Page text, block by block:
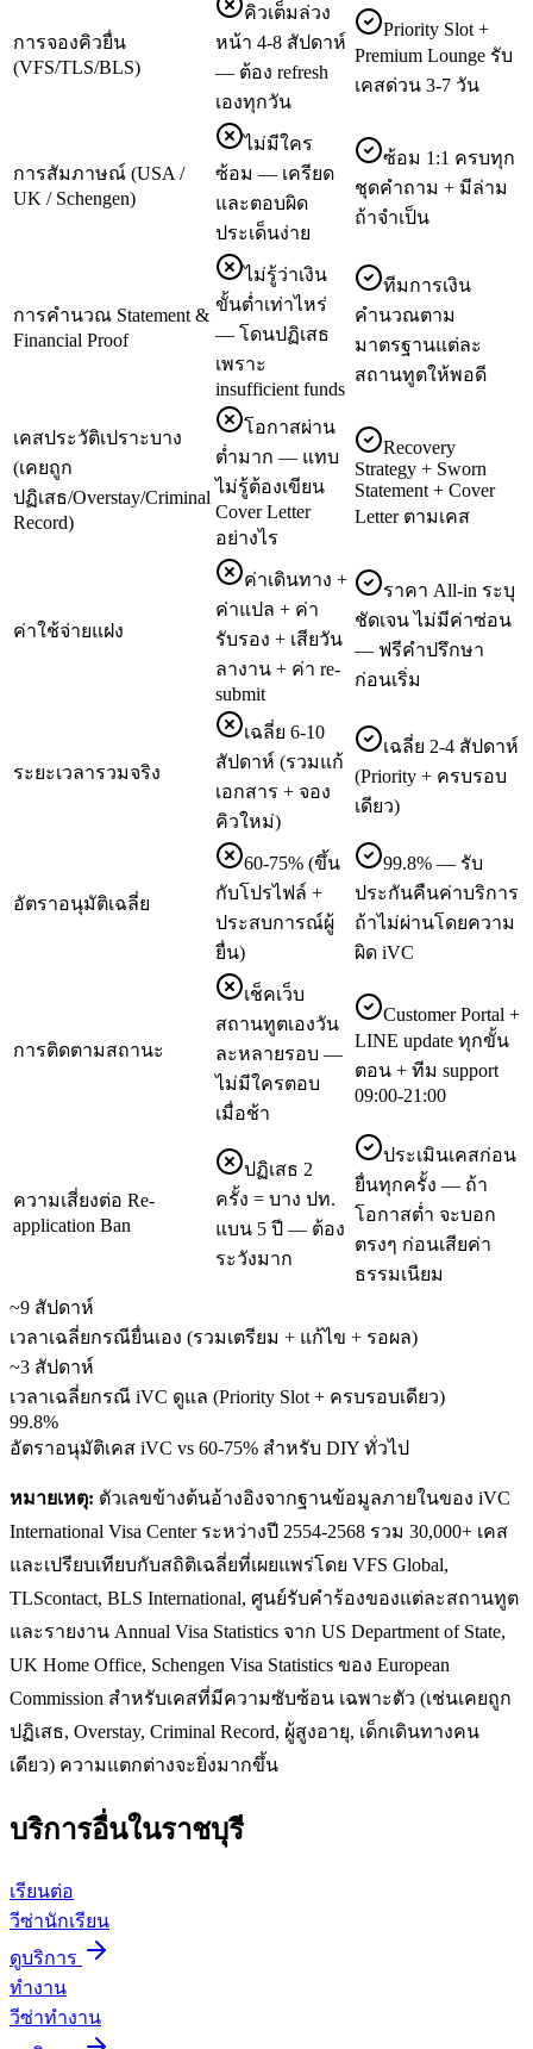
การจองคิวยื่น
(VFS/TLS/BLS)
คิวเต็มล่วง
หน้า 4-8 สัปดาห์
— ต้อง refresh
เองทุกวัน
Priority Slot +
Premium Lounge รับ
เคสด่วน 3-7 วัน
การสัมภาษณ์ (USA /
UK / Schengen)
ไม่มีใคร
ซ้อม — เครียด
และตอบผิด
ประเด็นง่าย
ซ้อม 1:1 ครบทุก
ชุดคำถาม + มีล่าม
ถ้าจำเป็น
การคำนวณ Statement &
Financial Proof
ไม่รู้ว่าเงิน
ขั้นต่ำเท่าไหร่
— โดนปฏิเสธ
เพราะ
insufficient funds
ทีมการเงิน
คำนวณตาม
มาตรฐานแต่ละ
สถานทูตให้พอดี
เคสประวัติเปราะบาง
(เคยถูก
ปฏิเสธ/Overstay/Criminal
Record)
โอกาสผ่าน
ต่ำมาก — แทบ
ไม่รู้ต้องเขียน
Cover Letter
อย่างไร
Recovery
Strategy + Sworn
Statement + Cover
Letter ตามเคส
ค่าใช้จ่ายแฝง
ค่าเดินทาง +
ค่าแปล + ค่า
รับรอง + เสียวัน
ลางาน + ค่า re-
submit
ราคา All-in ระบุ
ชัดเจน ไม่มีค่าซ่อน
— ฟรีคำปรึกษา
ก่อนเริ่ม
ระยะเวลารวมจริง
เฉลี่ย 6-10
สัปดาห์ (รวมแก้
เอกสาร + จอง
คิวใหม่)
เฉลี่ย 2-4 สัปดาห์
(Priority + ครบรอบ
เดียว)
อัตราอนุมัติเฉลี่ย
60-75% (ขึ้น
กับโปรไฟล์ +
ประสบการณ์ผู้
ยื่น)
99.8% — รับ
ประกันคืนค่าบริการ
ถ้าไม่ผ่านโดยความ
ผิด iVC
การติดตามสถานะ
เช็คเว็บ
สถานทูตเองวัน
ละหลายรอบ —
ไม่มีใครตอบ
เมื่อช้า
Customer Portal +
LINE update ทุกขั้น
ตอน + ทีม support
09:00-21:00
ความเสี่ยงต่อ Re-
application Ban
ปฏิเสธ 2
ครั้ง = บาง ปท.
แบน 5 ปี — ต้อง
ระวังมาก
ประเมินเคสก่อน
ยื่นทุกครั้ง — ถ้า
โอกาสต่ำ จะบอก
ตรงๆ ก่อนเสียค่า
ธรรมเนียม
~9 สัปดาห์
เวลาเฉลี่ยกรณียื่นเอง (รวมเตรียม + แก้ไข + รอผล)
~3 สัปดาห์
เวลาเฉลี่ยกรณี iVC ดูแล (Priority Slot + ครบรอบเดียว)
99.8%
อัตราอนุมัติเคส iVC vs 60-75% สำหรับ DIY ทั่วไป
หมายเหตุ: ตัวเลขข้างต้นอ้างอิงจากฐานข้อมูลภายในของ iVC
International Visa Center ระหว่างปี 2554-2568 รวม 30,000+ เคส
และเปรียบเทียบกับสถิติเฉลี่ยที่เผยแพร่โดย VFS Global,
TLScontact, BLS International, ศูนย์รับคำร้องของแต่ละสถานทูต
และรายงาน Annual Visa Statistics จาก US Department of State,
UK Home Office, Schengen Visa Statistics ของ European
Commission สำหรับเคสที่มีความซับซ้อน เฉพาะตัว (เช่นเคยถูก
ปฏิเสธ, Overstay, Criminal Record, ผู้สูงอายุ, เด็กเดินทางคน
เดียว) ความแตกต่างจะยิ่งมากขึ้น
บริการอื่นในราชบุรี
เรียนต่อ
วีซ่านักเรียน
ดูบริการ
ทำงาน
วีซ่าทำงาน